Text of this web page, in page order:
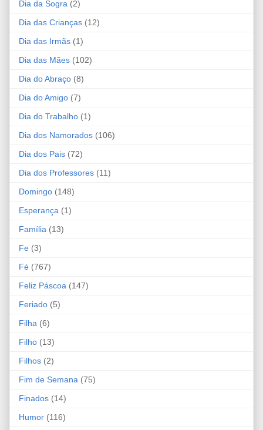
Dia da Sogra (2)
Dia das Crianças (12)
Dia das Irmãs (1)
Dia das Mães (102)
Dia do Abraço (8)
Dia do Amigo (7)
Dia do Trabalho (1)
Dia dos Namorados (106)
Dia dos Pais (72)
Dia dos Professores (11)
Domingo (148)
Esperança (1)
Família (13)
Fe (3)
Fé (767)
Feliz Páscoa (147)
Feriado (5)
Filha (6)
Filho (13)
Filhos (2)
Fim de Semana (75)
Finados (14)
Humor (116)